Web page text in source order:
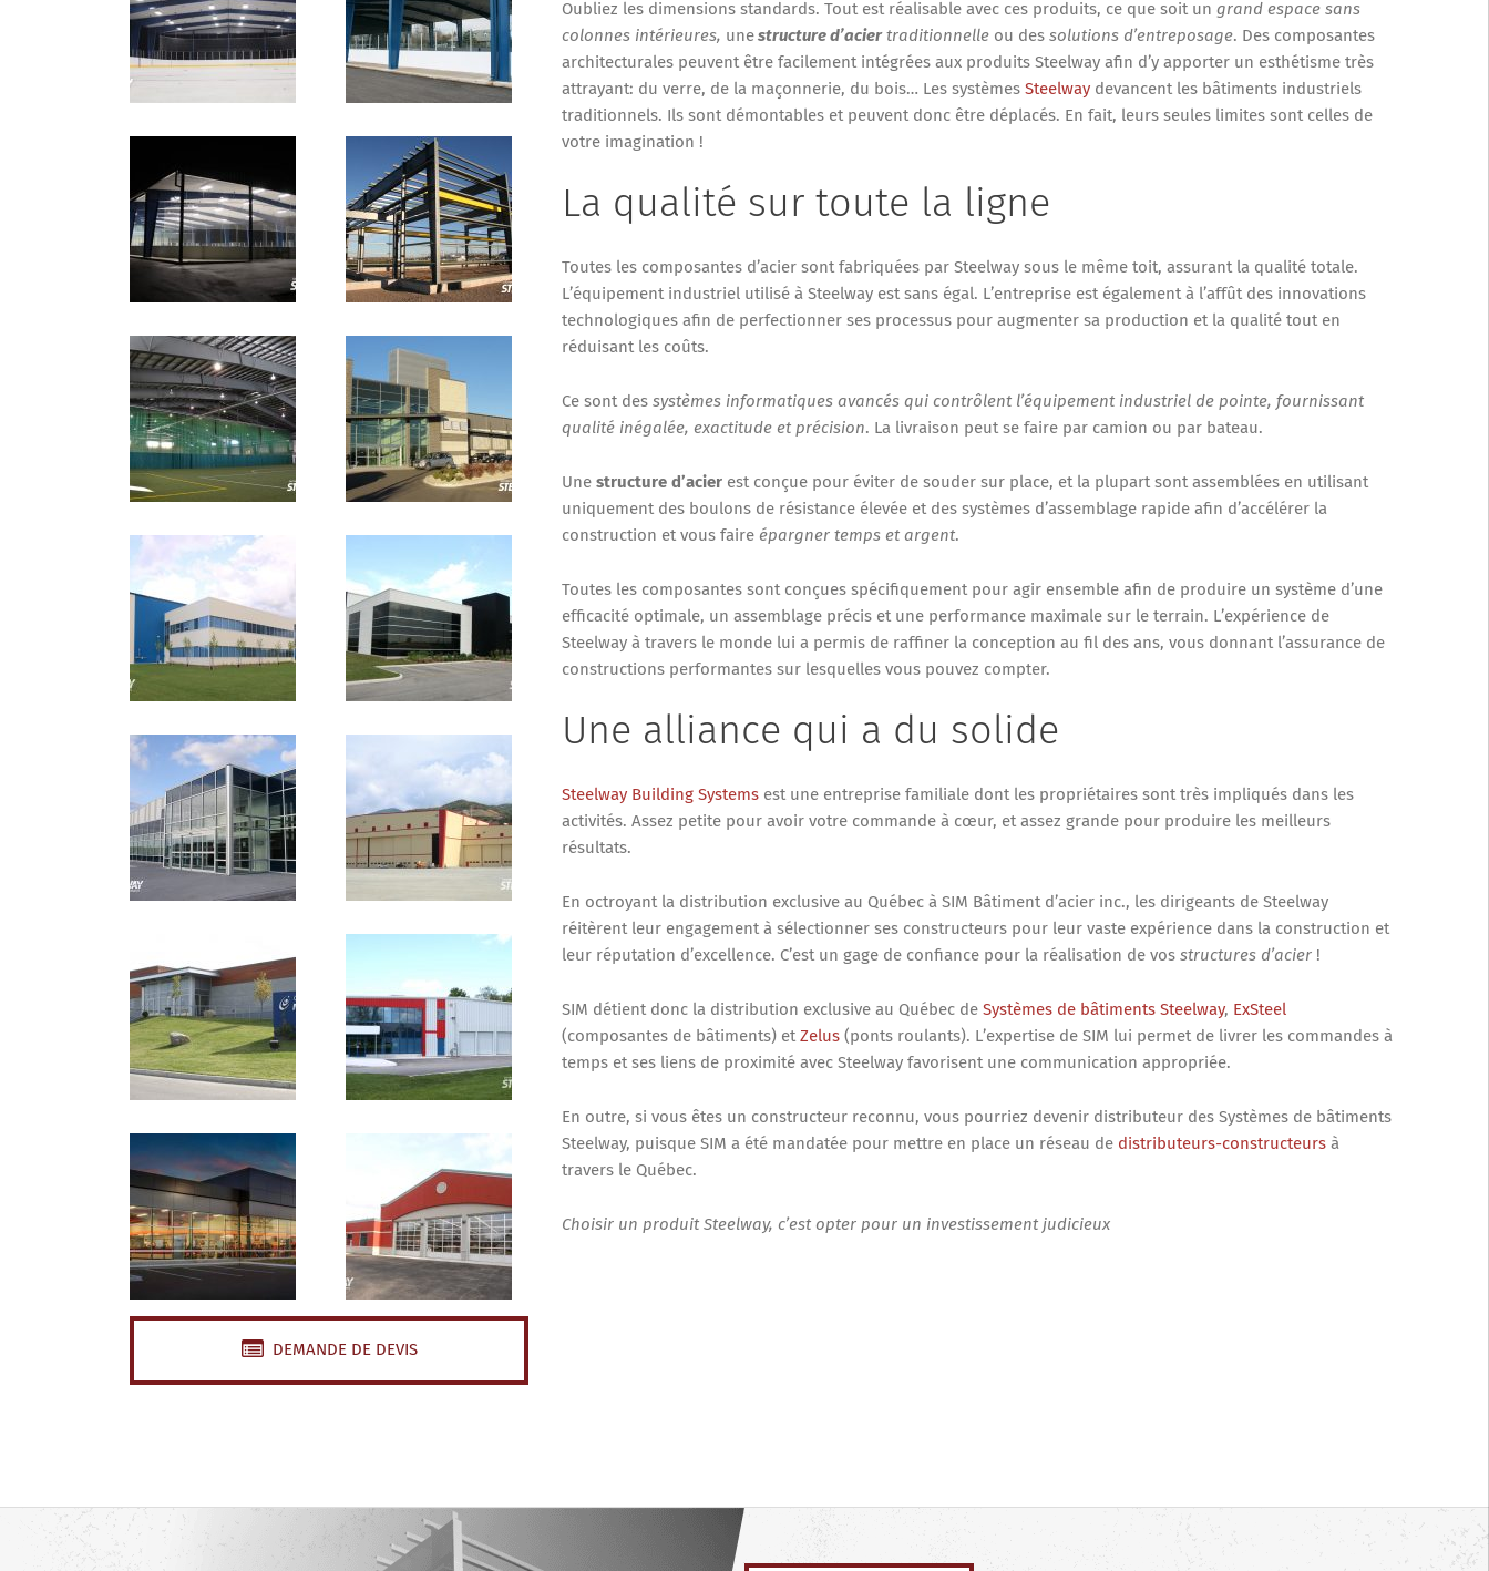
DEMANDE DE DEVIS
Oubliez les dimensions standards. Tout est réalisable avec ces produits, ce que soit un grand espace sans
colonnes intérieures, une structure d’aciertraditionnelle ou des solutions d’entreposage. Des composantes
architecturales peuvent être facilement intégrées aux produits Steelway afin d’y apporter un esthétisme très
attrayant: du verre, de la maçonnerie, du bois… Les systèmes Steelway devancent les bâtiments industriels
traditionnels. Ils sont démontables et peuvent donc être déplacés. En fait, leurs seules limites sont celles de
votre imagination !
La qualité sur toute la ligne
Toutes les composantes d’acier sont fabriquées par Steelway sous le même toit, assurant la qualité totale.
L’équipement industriel utilisé à Steelway est sans égal. L’entreprise est également à l’affût des innovations
technologiques afin de perfectionner ses processus pour augmenter sa production et la qualité tout en
réduisant les coûts.
Ce sont des systèmes informatiques avancés qui contrôlent l’équipement industriel de pointe, fournissant
qualité inégalée, exactitude et précision. La livraison peut se faire par camion ou par bateau.
Une structure d’acier est conçue pour éviter de souder sur place, et la plupart sont assemblées en utilisant
uniquement des boulons de résistance élevée et des systèmes d’assemblage rapide afin d’accélérer la
construction et vous faire épargner temps et argent.
Toutes les composantes sont conçues spécifiquement pour agir ensemble afin de produire un système d’une
efficacité optimale, un assemblage précis et une performance maximale sur le terrain. L’expérience de
Steelway à travers le monde lui a permis de raffiner la conception au fil des ans, vous donnant l’assurance de
constructions performantes sur lesquelles vous pouvez compter.
Une alliance qui a du solide
Steelway Building Systems est une entreprise familiale dont les propriétaires sont très impliqués dans les
activités. Assez petite pour avoir votre commande à cœur, et assez grande pour produire les meilleurs
résultats.
En octroyant la distribution exclusive au Québec à SIM Bâtiment d’acier inc., les dirigeants de Steelway
réitèrent leur engagement à sélectionner ses constructeurs pour leur vaste expérience dans la construction et
leur réputation d’excellence. C’est un gage de confiance pour la réalisation de vos structures d’acier !
SIM détient donc la distribution exclusive au Québec de Systèmes de bâtiments Steelway, ExSteel
(composantes de bâtiments) et Zelus (ponts roulants). L’expertise de SIM lui permet de livrer les commandes à
temps et ses liens de proximité avec Steelway favorisent une communication appropriée.
En outre, si vous êtes un constructeur reconnu, vous pourriez devenir distributeur des Systèmes de bâtiments
Steelway, puisque SIM a été mandatée pour mettre en place un réseau de distributeurs-constructeurs à
travers le Québec.
Choisir un produit Steelway, c’est opter pour un investissement judicieux